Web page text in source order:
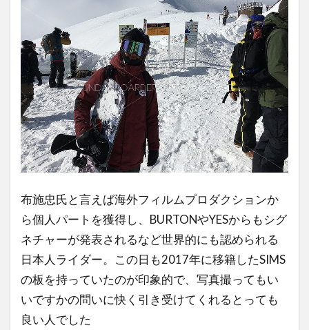
布施忠氏と言えば海外フィルムプロダクションか
ら個人パートを獲得し、BURTONやYESからもシグ
ネチャーが発表されるなど世界的にも認められる
日本人ライダー。この日も2017年に移籍したSIMS
の板を持っていたのが印象的で、写真撮ってもい
いですかの問いに快く引き受けてくれるとっても
良い人でした